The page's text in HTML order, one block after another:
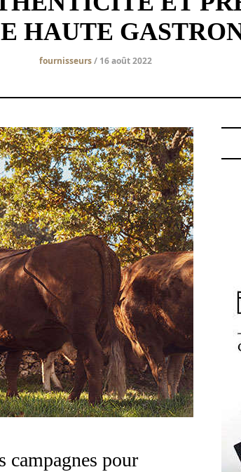
HAUTE
fournisseurs/ 16 août 2022
campagnes pour